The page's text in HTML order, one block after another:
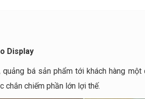
Display
bá sản phẩm tới khách hàng một
chắn chiếm phần lớn lợi thế.